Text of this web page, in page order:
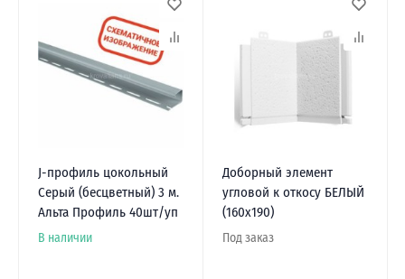
J-профиль цокольный
Серый (бесцветный) 3 м.
Альта Профиль 40шт/уп
В наличии
Доборный элемент
угловой к откосу БЕЛЫЙ
(160х190)
Под заказ